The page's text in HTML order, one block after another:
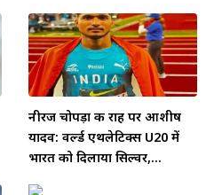
नीरज चोपड़ा की राह पर आशीष
यादव: वर्ल्ड एथलेटिक्स U20 में
भारत को दिलाया सिल्वर,...